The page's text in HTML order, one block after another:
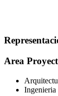
Area
Ingenieria